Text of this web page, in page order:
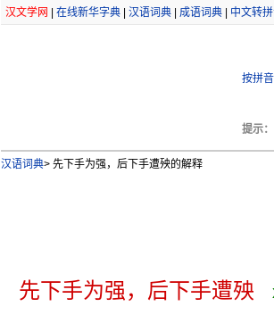
汉文学网 在线新华字典| 汉语词典| 成语词典| 中文转
按拼
提示：
汉语词典>先下手为强，后下手遭殃的解释
先下手为强，后下手遭殃